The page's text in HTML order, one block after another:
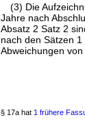
(3) Die
Jahre nach
Absatz 2 Satz 2
nach den Sätzen
Abweichungen
§ 17a hat 1 frühere